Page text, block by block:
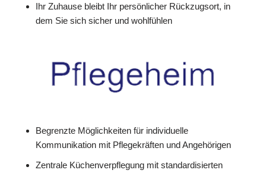
Ihr Zuhause bleibt Ihr persönlicher Rückzugsort, in
dem Sie sich sicher und wohlfühlen
Begrenzte Möglichkeiten für individuelle
Kommunikation mit Pflegekräften und Angehörigen
Zentrale Küchenverpflegung mit standardisierten